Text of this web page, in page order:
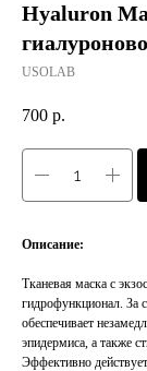
Hyaluron
USOLAB
700 р.
Описание:
Тканевая маска с
гидрофункционал. За
обеспечивает
эпидермиса, а также
Эффективно